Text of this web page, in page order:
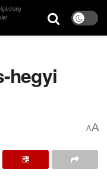
hegyi
AA